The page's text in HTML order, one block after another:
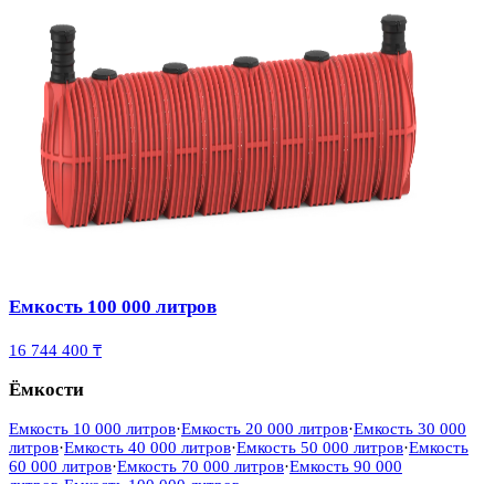
Емкость 100 000 литров
16 744 400 ₸
Ёмкости
Емкость 10 000 литров·Емкость 20 000 литров·Емкость 30 000
литров·Емкость 40 000 литров·Емкость 50 000 литров·Емкость
60 000 литров·Емкость 70 000 литров·Емкость 90 000